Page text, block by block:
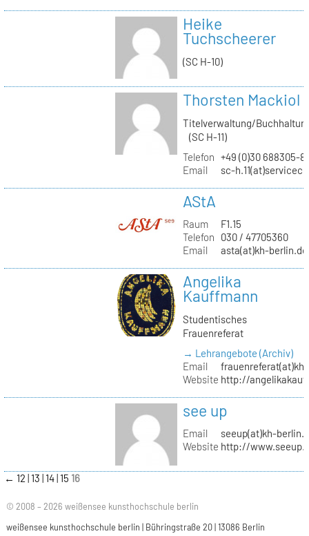
Heike
Tuchscheerer
(SC H-10)
Thorsten Mackiol
Titelverwaltung/
(SC H-11)
Telefon +49 (0)30 688305-
Email
sc-
AStA
Raum
F1.15
Telefon
030 / 47705360
Email
asta(at)kh-berlin.de
Angelika
Kauffmann
Studentisches
Frauenreferat
→ Lehrangebote (Archiv)
Email
Website http://
see up
Email
seeup(at)kh-
Website http://
← 12 13 14 15 16
© 2008 – 2026 weißensee kunsthochschule berlin
weißensee kunsthochschule berlin | Bühringstraße 20 | 13086 Berlin